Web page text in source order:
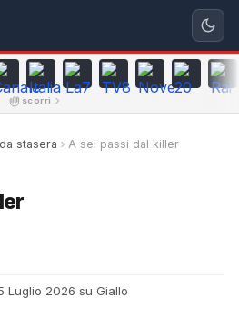
scorri
stasera A sei passi dal killer
Luglio 2026 su Giallo